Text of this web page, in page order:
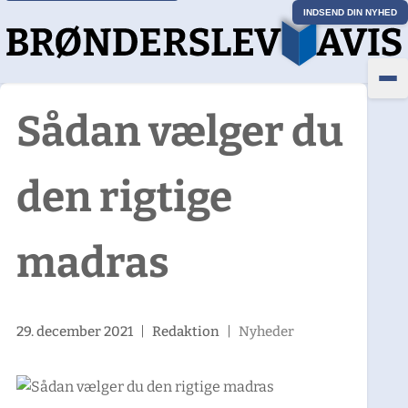
INDSEND DIN NYHED
Sådan vælger du
den rigtige
madras
29. december 2021 |Redaktion |Nyheder